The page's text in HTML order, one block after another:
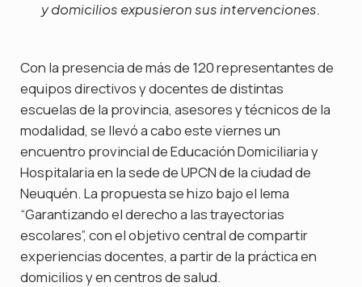
y domicilios expusieron sus intervenciones.
Con la presencia de más de 120 representantes de
equipos directivos y docentes de distintas
escuelas de la provincia, asesores y técnicos de la
modalidad, se llevó a cabo este viernes un
encuentro provincial de Educación Domiciliaria y
Hospitalaria en la sede de UPCN de la ciudad de
Neuquén. La propuesta se hizo bajo el lema
“Garantizando el derecho a las trayectorias
escolares”, con el objetivo central de compartir
experiencias docentes, a partir de la práctica en
domicilios y en centros de salud.